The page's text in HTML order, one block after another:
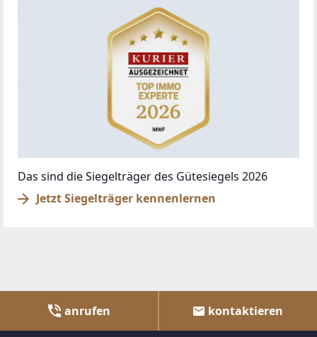
Das sind die Siegelträger des Gütesiegels 2026
Jetzt Siegelträger kennenlernen
anrufen kontaktieren